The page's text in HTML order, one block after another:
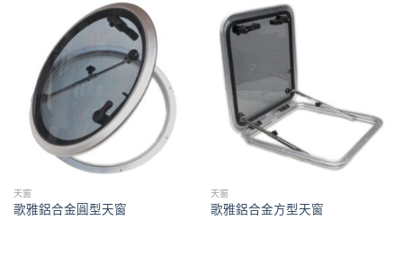
天窗
歌雅鋁合金圓型天窗
天窗
歌雅鋁合金方型天窗